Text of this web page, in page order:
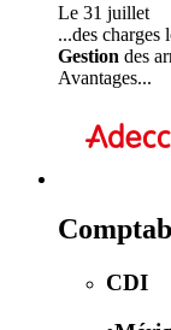
Le 31 juillet
...des charges
Gestion des
Avantages...
CDI